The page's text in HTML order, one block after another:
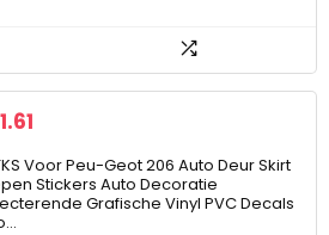
Voor Peu-Geot 206 Auto Deur Skirt
Stickers Auto Decoratie
Grafische Vinyl PVC Decals